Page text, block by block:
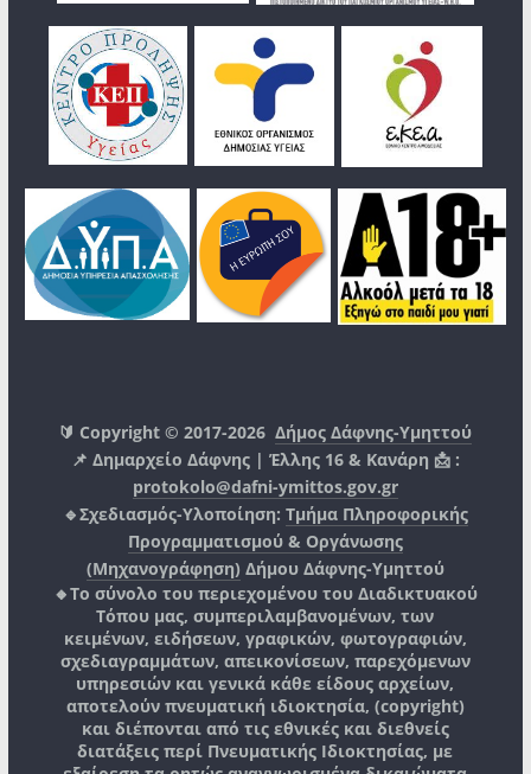
🔰 Copyright © 2017-2026Δήμος Δάφνης-Υμηττού
📌 Δημαρχείο Δάφνης | Έλλης 16 & Κανάρη 📩 :
protokolo@dafni-ymittos.gov.gr
🔹Σχεδιασμός-Υλοποίηση: Τμήμα Πληροφορικής
Προγραμματισμού & Οργάνωσης
(Μηχανογράφηση) Δήμου Δάφνης-Υμηττού
🔸Το σύνολο του περιεχομένου του Διαδικτυακού
Τόπου μας, συμπεριλαμβανομένων, των
κειμένων, ειδήσεων, γραφικών, φωτογραφιών,
σχεδιαγραμμάτων, απεικονίσεων, παρεχόμενων
υπηρεσιών και γενικά κάθε είδους αρχείων,
αποτελούν πνευματική ιδιοκτησία, (copyright)
και διέπονται από τις εθνικές και διεθνείς
διατάξεις περί Πνευματικής Ιδιοκτησίας, με